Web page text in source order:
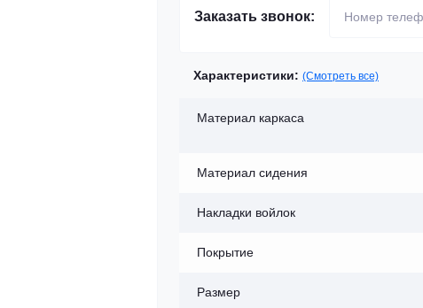
Заказать звонок:
Характеристики: (Смотреть все)
Материал каркаса
Материал сидения
Накладки войлок
Покрытие
Размер